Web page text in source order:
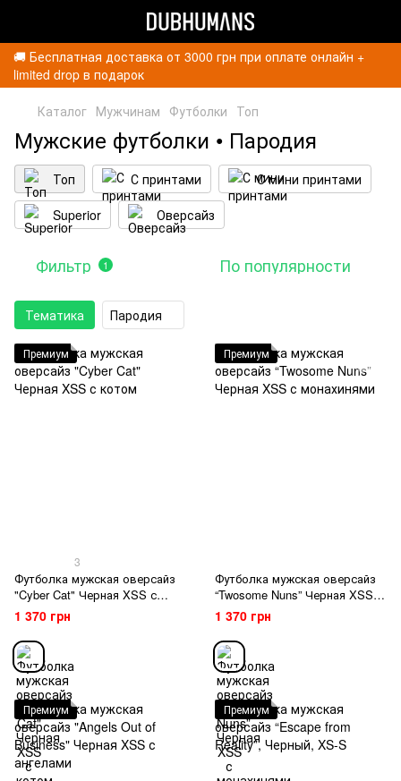
🚚 Бесплатная доставка от 3000 грн при оплате онлайн +
limited drop в подарок
Каталог Мужчинам Футболки Топ
Мужские футболки • Пародия
Топ С принтами
С мини принтами
Superior
Оверсайз
Фильтр 1 По популярности
Тематика Пародия
Премиум
3
Футболка мужская оверсайз
"Cyber Cat" Черная XSS с
котом
1 370 грн
Премиум
Футболка мужская оверсайз
“Twosome Nuns” Черная XSS с
монахинями
1 370 грн
Премиум Премиум